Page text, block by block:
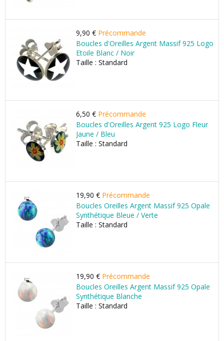
9,90 € Précommande
Boucles d'Oreilles Argent Massif 925 Logo
Etoile Blanc / Noir
Taille : Standard
6,50 € Précommande
Boucles d'Oreilles Argent 925 Logo Fleur
Jaune / Bleu
Taille : Standard
19,90 € Précommande
Boucles Oreilles Argent Massif 925 Opale
Synthétique Bleue / Verte
Taille : Standard
19,90 € Précommande
Boucles Oreilles Argent Massif 925 Opale
Synthétique Blanche
Taille : Standard